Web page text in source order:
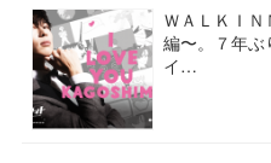
ＷＡＬＫＩ
編〜。７年ぶ
イ…